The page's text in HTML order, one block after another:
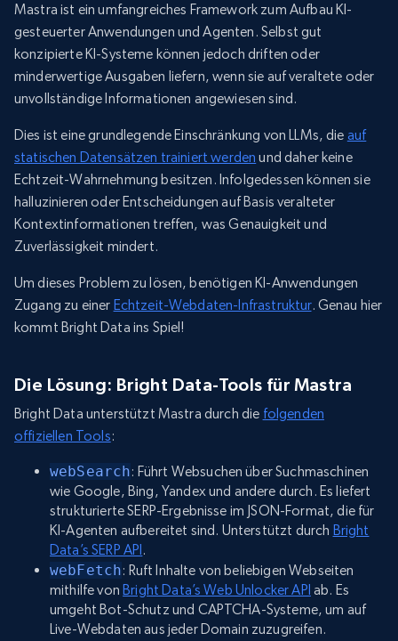
Mastra ist ein umfangreiches Framework zum Aufbau KI-
gesteuerter Anwendungen und Agenten. Selbst gut
konzipierte KI-Systeme können jedoch driften oder
minderwertige Ausgaben liefern, wenn sie auf veraltete oder
unvollständige Informationen angewiesen sind.
Dies ist eine grundlegende Einschränkung von LLMs, die auf
statischen Datensätzen trainiert werden und daher keine
Echtzeit-Wahrnehmung besitzen. Infolgedessen können sie
halluzinieren oder Entscheidungen auf Basis veralteter
Kontextinformationen treffen, was Genauigkeit und
Zuverlässigkeit mindert.
Um dieses Problem zu lösen, benötigen KI-Anwendungen
Zugang zu einer Echtzeit-Webdaten-Infrastruktur. Genau hier
kommt Bright Data ins Spiel!
Die Lösung: Bright Data-Tools für Mastra
Bright Data unterstützt Mastra durch die folgenden
offiziellen Tools:
webSearch: Führt Websuchen über Suchmaschinen
wie Google, Bing, Yandex und andere durch. Es liefert
strukturierte SERP-Ergebnisse im JSON-Format, die für
KI-Agenten aufbereitet sind. Unterstützt durch Bright
Data’s SERP API .
webFetch: Ruft Inhalte von beliebigen Webseiten
mithilfe von Bright Data’s Web Unlocker API ab. Es
umgeht Bot-Schutz und CAPTCHA-Systeme, um auf
Live-Webdaten aus jeder Domain zuzugreifen.